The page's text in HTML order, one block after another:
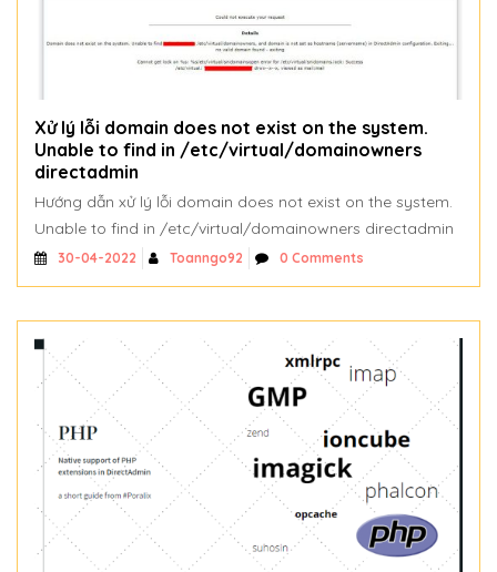
Xử lý lỗi domain does not exist on the system.
Unable to find in /etc/virtual/domainowners
directadmin
Hướng dẫn xử lý lỗi domain does not exist on the system.
Unable to find in /etc/virtual/domainowners directadmin
30-04-2022 Toanngo92 0 Comments